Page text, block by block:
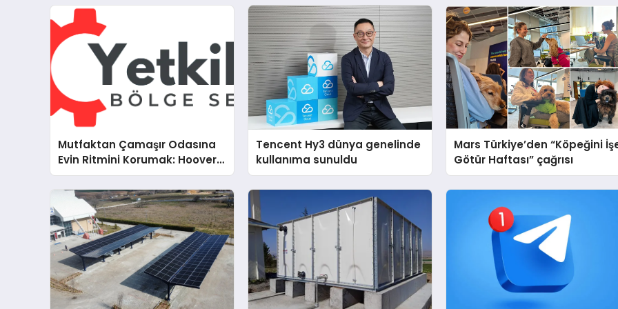
Mutfaktan Çamaşır Odasına
Evin Ritmini Korumak: Hoover
Cihazlarında Dürüst Teknik
Destek Deneyimi
Tencent Hy3 dünya genelinde
kullanıma sunuldu
Mars Türkiye’den “Köpeğini
Götür Haftası” çağrısı